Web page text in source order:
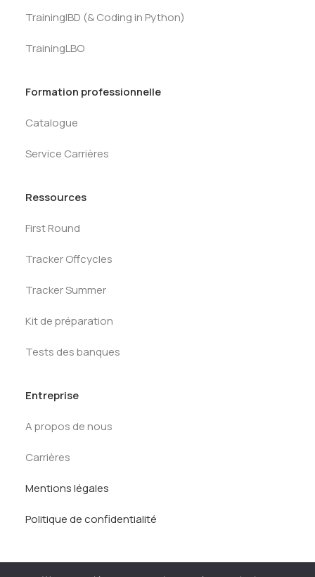
TrainingIBD (& Coding in Python)
TrainingLBO
Formation professionnelle
Catalogue
Service Carrières
Ressources
First Round
Tracker Offcycles
Tracker Summer
Kit de préparation
Tests des banques
Entreprise
A propos de nous
Carrières
Mentions légales
Politique de confidentialité